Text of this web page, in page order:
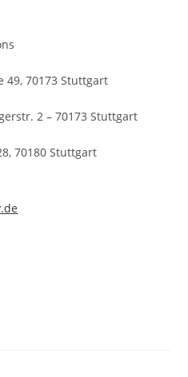
49, 70173 Stuttgart
2 – 70173 Stuttgart
70180 Stuttgart